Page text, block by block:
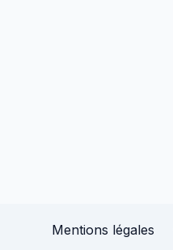
Mentions légales